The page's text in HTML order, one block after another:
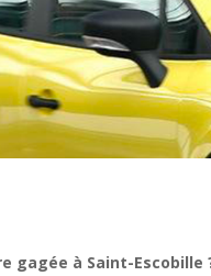
gagée à Saint-Escobille